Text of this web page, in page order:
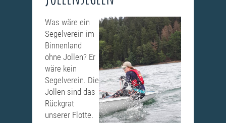
Was wäre ein
Segelverein im
Binnenland
ohne Jollen? Er
wäre kein
Segelverein. Die
Jollen sind das
Rückgrat
unserer Flotte.